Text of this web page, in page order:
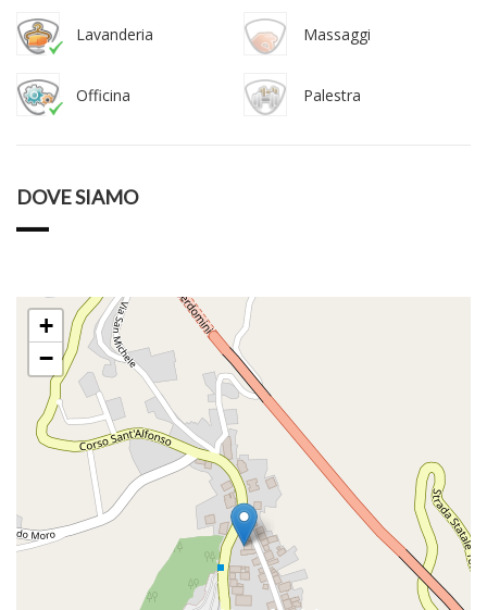
Lavanderia Massaggi
Officina Palestra
DOVE SIAMO
+
−